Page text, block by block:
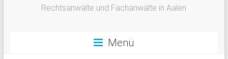
Rechtsanwälte und Fachanwälte in Aalen
Menü